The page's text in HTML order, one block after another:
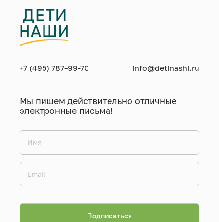
+7 (495) 787–99-70 info@detinashi.ru
Мы пишем действительно отличные
электронные письма!